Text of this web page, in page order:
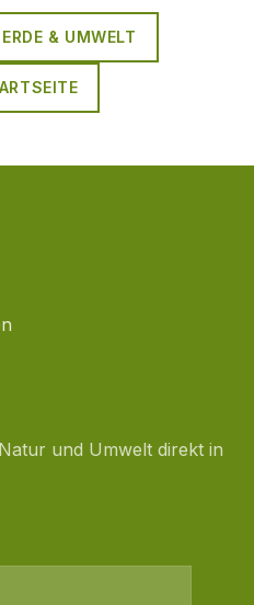
ERDE & UMWELT
und Umwelt direkt in